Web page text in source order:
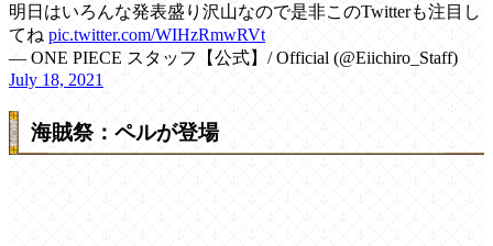
明日はいろんな発表盛り沢山なので是非このTwitterも注目し
てね pic.twitter.com/WIHzRmwRVt
— ONE PIECE スタッフ【公式】/ Official (@Eiichiro_Staff)
July 18, 2021
海賊祭：ペルが登場